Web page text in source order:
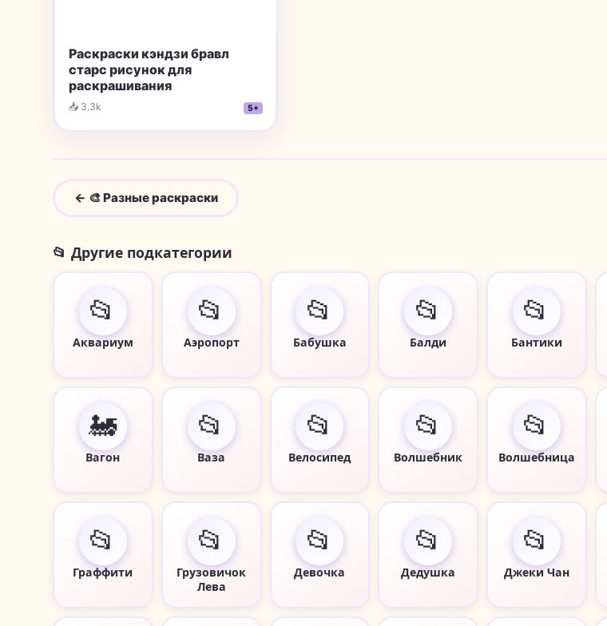
Раскраски кэндзи бравл
старс рисунок для
раскрашивания
📥 3.3k 5+
← 🎨 Разные раскраски
📂 Другие подкатегории
📂
Аквариум
📂
Аэропорт
📂
Бабушка
📂
Балди
📂
Бантики
🚂
Вагон
📂
Ваза
📂
Велосипед
📂
Волшебник
📂
Волшебница
📂
Граффити
📂
Грузовичок
Лева
📂
Девочка
📂
Дедушка
📂
Джеки Чан